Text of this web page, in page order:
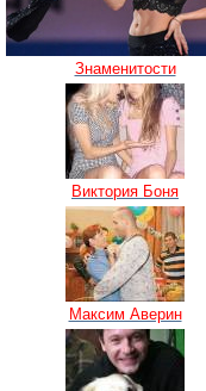
Знаменитости
Виктория Боня
Максим Аверин